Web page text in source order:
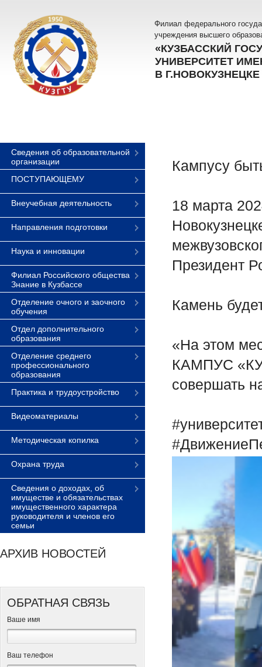
Филиал федерального
учреждения высшего
«КУЗБАССКИЙ
УНИВЕРСИТЕТ
В Г.НОВОКУЗНЕЦКЕ
Сведения об образовательной
организации
ПОСТУПАЮЩЕМУ
Внеучебная деятельность
Направления подготовки
Наука и инновации
Филиал Российского общества
Знание в Кузбассе
Отделение очного и заочного
обучения
Отдел дополнительного
образования
Отделение среднего
профессионального
образования
Практика и трудоустройство
Видеоматериалы
Методическая копилка
Охрана труда
Сведения о доходах, об
имуществе и обязательствах
имущественного характера
руководителя и членов его
семьи
АРХИВ НОВОСТЕЙ
ОБРАТНАЯ СВЯЗЬ
Ваше имя
Ваш телефон
Кампусу
18 марта
Президент
Камень
«На этом
КАМПУС
совершать